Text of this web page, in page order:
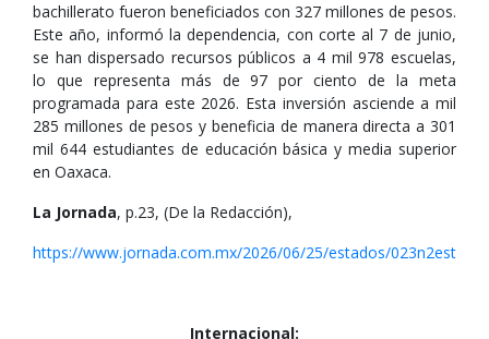
bachillerato fueron beneficiados con 327 millones de pesos.
Este año, informó la dependencia, con corte al 7 de junio,
se han dispersado recursos públicos a 4 mil 978 escuelas,
lo que representa más de 97 por ciento de la meta
programada para este 2026. Esta inversión asciende a mil
285 millones de pesos y beneficia de manera directa a 301
mil 644 estudiantes de educación básica y media superior
en Oaxaca.
La Jornada, p.23, (De la Redacción),
https://www.jornada.com.mx/2026/06/25/estados/023n2est
Internacional: